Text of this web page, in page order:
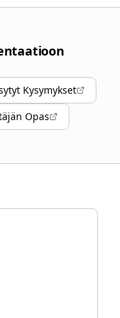
Kysymykset
Opas